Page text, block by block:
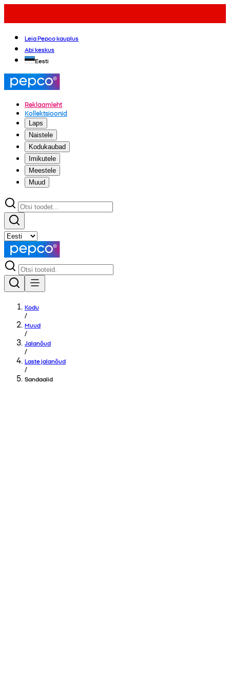
Leia Pepco kauplus
Abi keskus
Eesti
Reklaamleht
Kollektsioonid
Laps
Naistele
Kodukaubad
Imikutele
Meestele
Muud
Kodu
/
Muud
/
Jalanõud
/
Laste jalanõud
/
Sandaalid